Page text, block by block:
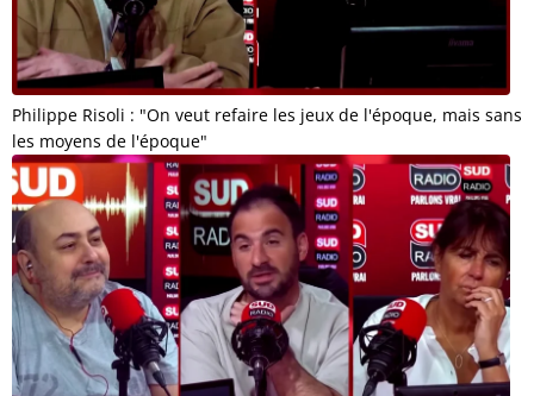
Philippe Risoli : "On veut refaire les jeux de l'époque, mais sans
les moyens de l'époque"